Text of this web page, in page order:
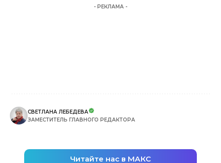
- РЕКЛАМА -
СВЕТЛАНА ЛЕБЕДЕВА
ЗАМЕСТИТЕЛЬ ГЛАВНОГО РЕДАКТОРА
Читайте нас в МАКС